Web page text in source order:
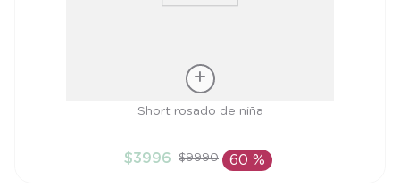
AÑADIR AL CARRITO
Short rosado de niña
$3996 $9990 60 %